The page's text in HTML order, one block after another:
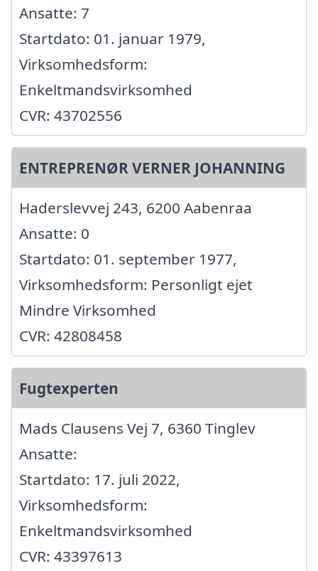
Ansatte: 7
Startdato: 01. januar 1979,
Virksomhedsform:
Enkeltmandsvirksomhed
CVR: 43702556
ENTREPRENØR VERNER JOHANNING
Haderslevvej 243, 6200 Aabenraa
Ansatte: 0
Startdato: 01. september 1977,
Virksomhedsform: Personligt ejet
Mindre Virksomhed
CVR: 42808458
Fugtexperten
Mads Clausens Vej 7, 6360 Tinglev
Ansatte:
Startdato: 17. juli 2022,
Virksomhedsform:
Enkeltmandsvirksomhed
CVR: 43397613